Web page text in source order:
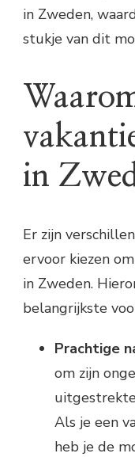
in Zweden,
stukje van dit
in
Er zijn
ervoor kiezen
in Zweden.
belangrijkste
Prachtige
om zijn
Als je een
heb je de